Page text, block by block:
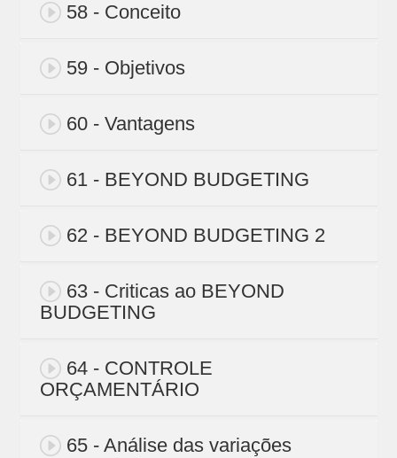
58 - Conceito
59 - Objetivos
60 - Vantagens
61 - BEYOND BUDGETING
62 - BEYOND BUDGETING 2
63 - Criticas ao BEYOND
BUDGETING
64 - CONTROLE
ORÇAMENTÁRIO
65 - Análise das variações